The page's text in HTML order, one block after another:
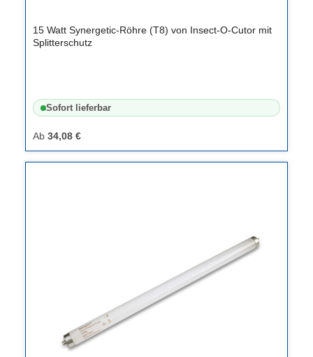
15 Watt Synergetic-Röhre (T8) von Insect-O-Cutor mit
Splitterschutz
Sofort lieferbar
Ab34,08 €